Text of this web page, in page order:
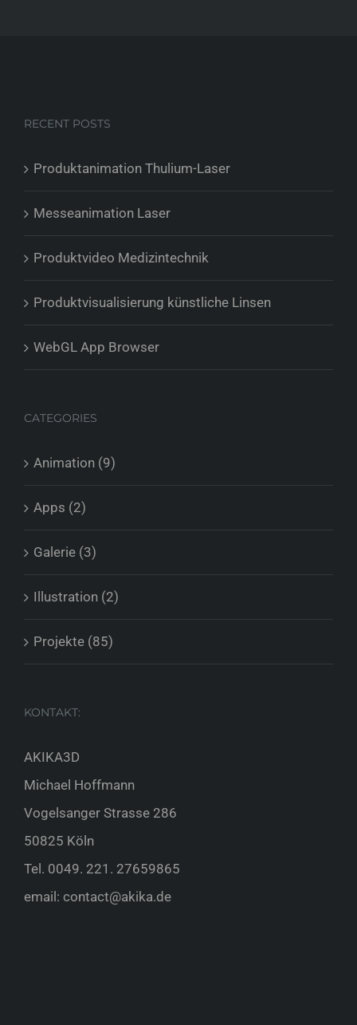
RECENT POSTS
Produktanimation Thulium-Laser
Messeanimation Laser
Produktvideo Medizintechnik
Produktvisualisierung künstliche Linsen
WebGL App Browser
CATEGORIES
Animation (9)
Apps (2)
Galerie (3)
Illustration (2)
Projekte (85)
KONTAKT:
AKIKA3D
Michael Hoffmann
Vogelsanger Strasse 286
50825 Köln
Tel. 0049. 221. 27659865
email: contact@akika.de